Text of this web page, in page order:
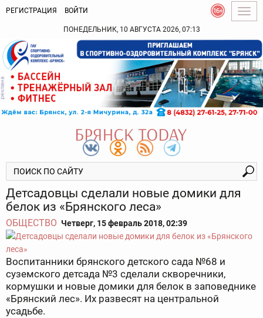
РЕГИСТРАЦИЯ ВОЙТИ
ПОНЕДЕЛЬНИК, 10 АВГУСТА 2026, 07:13
Детсадовцы сделали новые домики для
белок из «Брянского леса»
ОБЩЕСТВО Четверг, 15 февраль 2018, 02:39
Воспитанники брянского детского сада №68 и
суземского детсада №3 сделали скворечники,
кормушки и новые домики для белок в заповеднике
«Брянский лес». Их развесят на центральной
усадьбе.